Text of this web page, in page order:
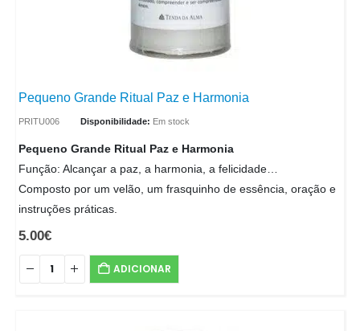
Pequeno Grande Ritual Paz e Harmonia
PRITU006 Disponibilidade: Em stock
Pequeno Grande Ritual Paz e Harmonia
Função: Alcançar a paz, a harmonia, a felicidade…
Composto por um velão, um frasquinho de essência, oração e
instruções práticas.
5.00€
ADICIONAR